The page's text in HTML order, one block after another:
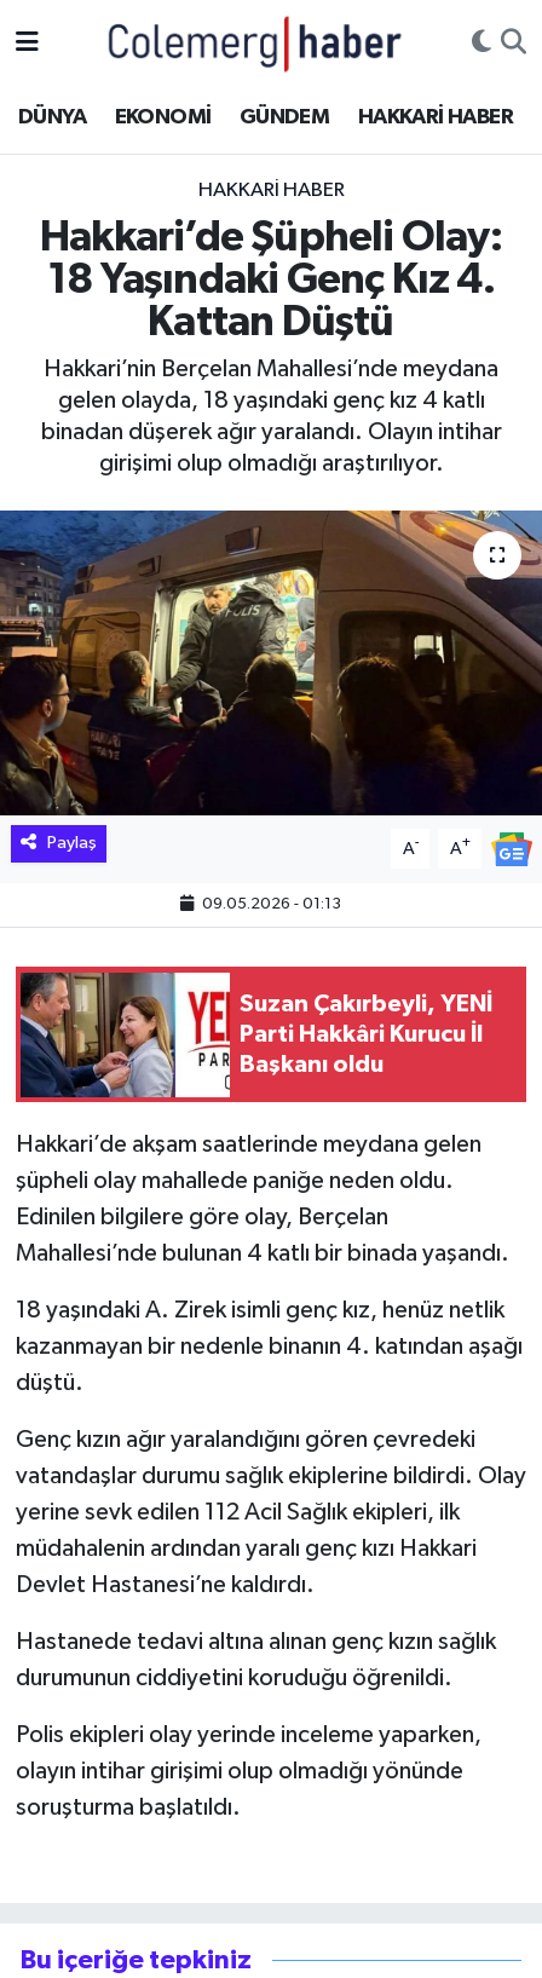
DÜNYA EKONOMİ GÜNDEM HAKKARİ HABER
HAKKARI HABER
Hakkari’de Şüpheli Olay:
18 Yaşındaki Genç Kız 4.
Kattan Düştü
Hakkari’nin Berçelan Mahallesi’nde meydana
gelen olayda, 18 yaşındaki genç kız 4 katlı
binadan düşerek ağır yaralandı. Olayın intihar
girişimi olup olmadığı araştırılıyor.
Paylaş A- A+
09.05.2026 - 01:13
Suzan Çakırbeyli, YENİ
Parti Hakkâri Kurucu İl
Başkanı oldu
Hakkari’de akşam saatlerinde meydana gelen
şüpheli olay mahallede paniğe neden oldu.
Edinilen bilgilere göre olay, Berçelan
Mahallesi’nde bulunan 4 katlı bir binada yaşandı.
18 yaşındaki A. Zirek isimli genç kız, henüz netlik
kazanmayan bir nedenle binanın 4. katından aşağı
düştü.
Genç kızın ağır yaralandığını gören çevredeki
vatandaşlar durumu sağlık ekiplerine bildirdi. Olay
yerine sevk edilen 112 Acil Sağlık ekipleri, ilk
müdahalenin ardından yaralı genç kızı Hakkari
Devlet Hastanesi’ne kaldırdı.
Hastanede tedavi altına alınan genç kızın sağlık
durumunun ciddiyetini koruduğu öğrenildi.
Polis ekipleri olay yerinde inceleme yaparken,
olayın intihar girişimi olup olmadığı yönünde
soruşturma başlatıldı.
Bu içeriğe tepkiniz
ASAYİŞ
DOĞA
EĞİTİM
EKONOMİ
GÜNDEM
Hakkari Haber
İLGİNÇ HABERLER
KADIN
KÜLTÜR SANAT
MAGAZİN
REKLAM
SAĞLIK
SİYASET
TARİH
TEKNOLOJİ
YAŞAM
Hakkâri Hava Durumu
Hakkari Namaz Vakitleri
Hakkâri Trafik Yoğunluk Haritası
Süper Lig Puan Durumu ve Fikstür
Tüm Manşetler
Son Dakika Haberleri
Haber Arşivi